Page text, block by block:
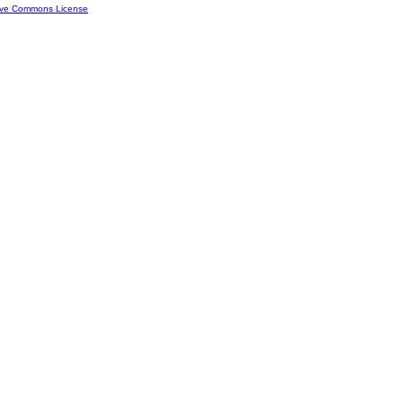
Commons License